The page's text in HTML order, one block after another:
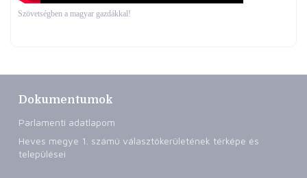
Szövetségben a magyar gazdákkal!
Dokumentumok
Parlamenti adatlapom
Heves megye 1. számú választókerületének térképe és
települései